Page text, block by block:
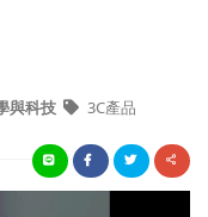
與科技 3C產品